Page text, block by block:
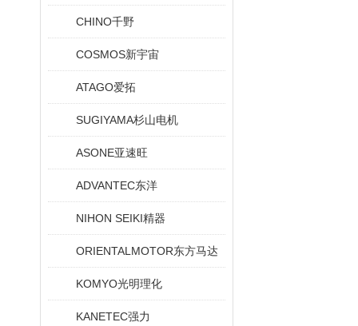
CHINO千野
COSMOS新宇宙
ATAGO爱拓
SUGIYAMA杉山电机
ASONE亚速旺
ADVANTEC东洋
NIHON SEIKI精器
ORIENTALMOTOR东方马达
KOMYO光明理化
KANETEC强力